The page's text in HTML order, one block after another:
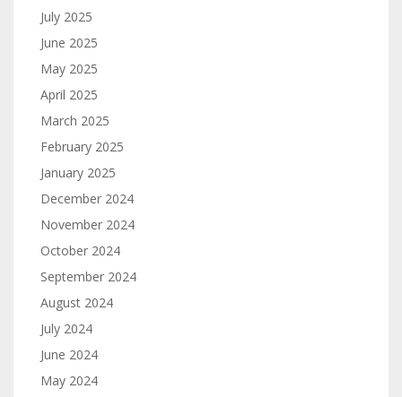
July 2025
June 2025
May 2025
April 2025
March 2025
February 2025
January 2025
December 2024
November 2024
October 2024
September 2024
August 2024
July 2024
June 2024
May 2024